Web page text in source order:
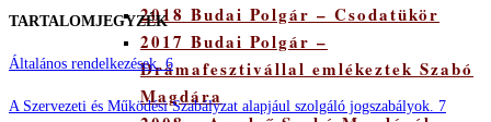
2018 Budai Polgár – Csodatükör
2017 Budai Polgár –
Drámafesztivállal emlékeztek Szabó
Magdára
TARTALOMJEGYZÉK
Általános rendelkezések. 6
A Szervezeti és Működési Szabályzat alapjául szolgáló jogszabályok. 7